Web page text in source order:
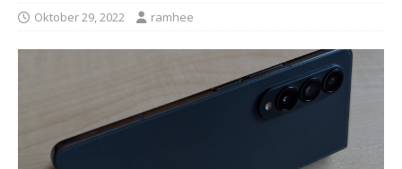
Oktober 29, 2022 ramhee